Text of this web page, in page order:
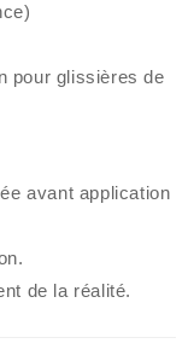
pour glissières de
avant application
de la réalité.